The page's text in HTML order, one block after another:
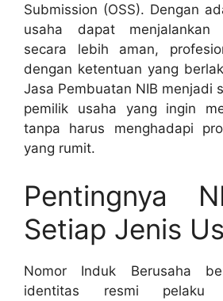
Submission (OSS). Dengan
usaha dapat menjalankan
secara lebih aman,
dengan ketentuan yang
Jasa Pembuatan NIB menjadi
pemilik usaha yang ingin
tanpa harus menghadapi
yang rumit.
Pentingnya
Setiap Jenis
Nomor Induk Berusaha
identitas resmi pelaku